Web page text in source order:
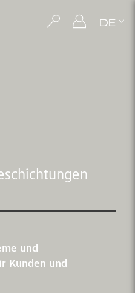
DE
und
Kunden und